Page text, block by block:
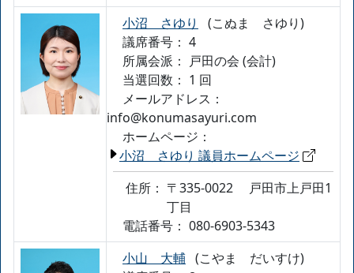
小沼 さゆり
(こぬま さゆり)
議席番号： 4
所属会派：
戸田の会 (会計)
当選回数： 1 回
メールアドレス：
info@konumasayuri.com
ホームページ：
小沼 さゆり 議員ホームページ
住所： 〒335-0022
戸田市上戸田1
丁目
電話番号： 080-6903-5343
小山 大輔 (こやま だいすけ)